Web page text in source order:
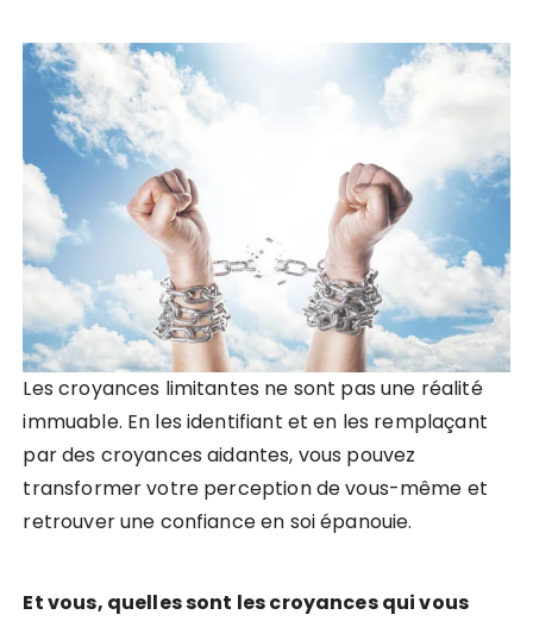
Les croyances limitantes ne sont pas une réalité
immuable. En les identifiant et en les remplaçant
par des croyances aidantes, vous pouvez
transformer votre perception de vous-même et
retrouver une confiance en soi épanouie.
Et vous, quelles sont les croyances qui vous